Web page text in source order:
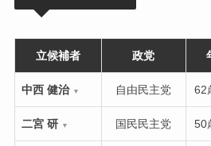
立候補者 政党
中西 健治 ▼ 自由民主党 62
二宮 研 ▼ 国民民主党 50